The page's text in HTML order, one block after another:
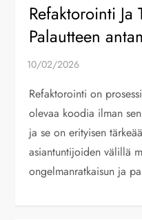
Refaktorointi
Palautteen
Refaktorointi on
olevaa koodia ilman
ja se on erityisen
asiantuntijoiden välillä
ongelmanratkaisun ja